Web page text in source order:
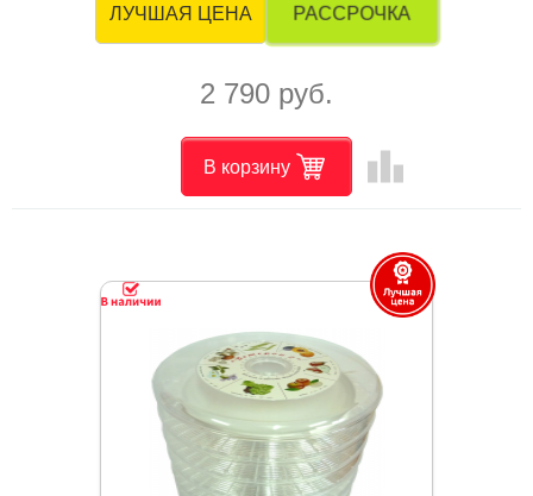
ЛУЧШАЯ ЦЕНА РАССРОЧКА
2 790 руб.
В корзину leaderboard